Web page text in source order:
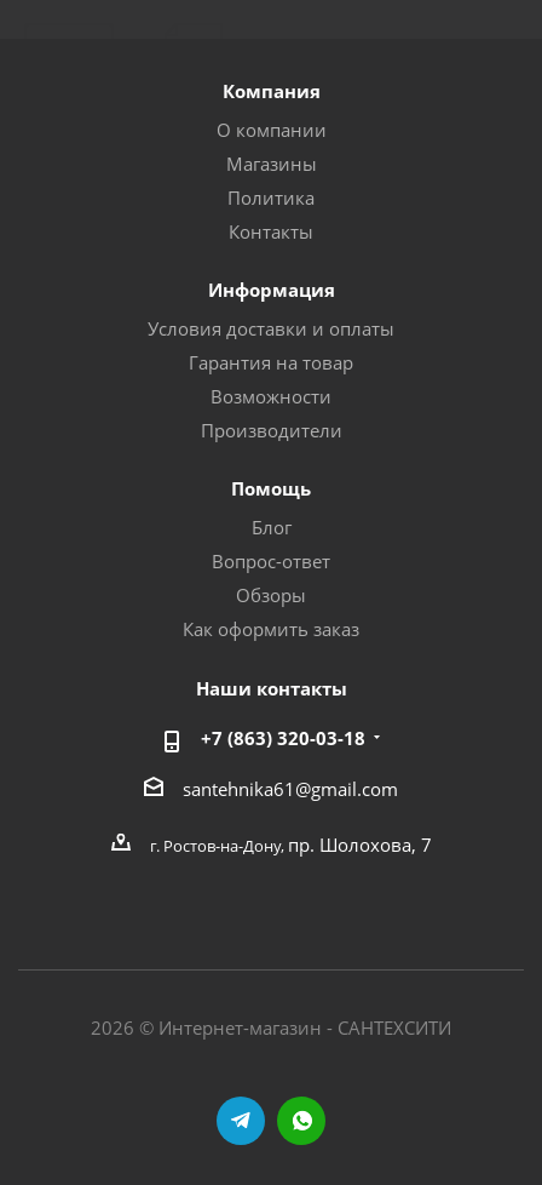
Компания
О компании
Магазины
Политика
Контакты
Информация
Условия доставки и оплаты
Гарантия на товар
Возможности
Производители
Помощь
Блог
Вопрос-ответ
Обзоры
Как оформить заказ
Наши контакты
+7 (863) 320-03-18
santehnika61@gmail.com
г. Ростов-на-Дону, пр. Шолохова, 7
2026 © Интернет-магазин - САНТЕХСИТИ